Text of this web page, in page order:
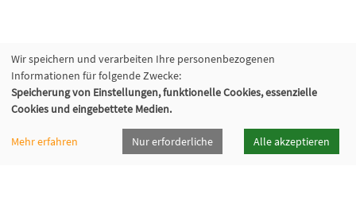
Wir speichern und verarbeiten Ihre personenbezogenen
Informationen für folgende Zwecke:
Speicherung von Einstellungen, funktionelle Cookies, essenzielle
Cookies und eingebettete Medien.
Mehr erfahren Nur erforderliche Alle akzeptieren